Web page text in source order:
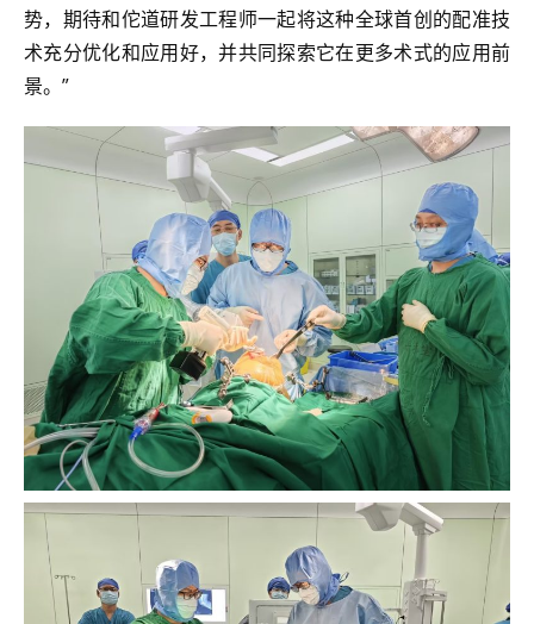
势，期待和佗道研发工程师一起将这种全球首创的配准技
术充分优化和应用好，并共同探索它在更多术式的应用前
景。”